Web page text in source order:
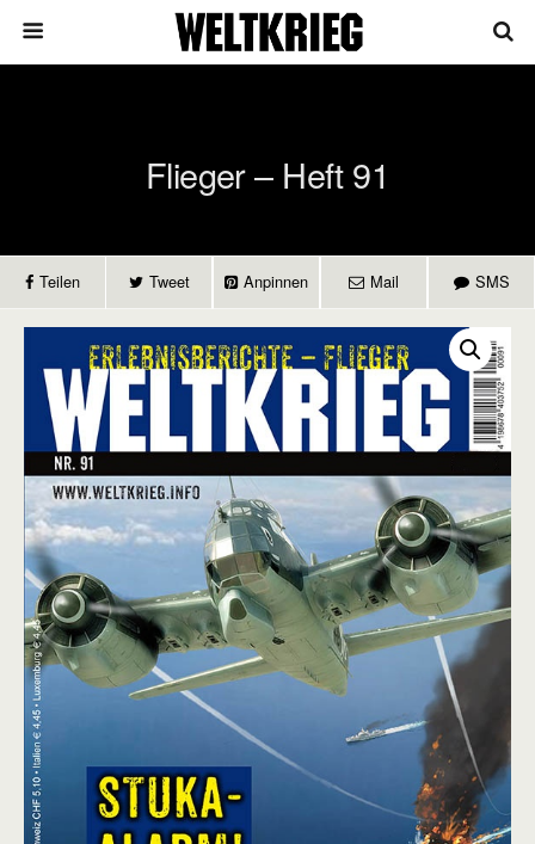
Flieger – Heft 91
Teilen Tweet Anpinnen Mail SMS